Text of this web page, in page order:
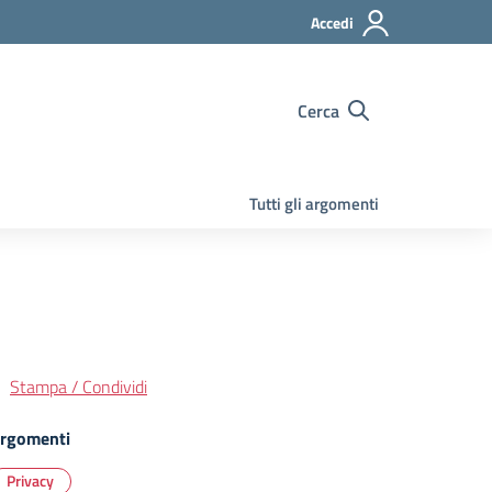
Accedi
Cerca
Tutti gli argomenti
Stampa / Condividi
Privacy